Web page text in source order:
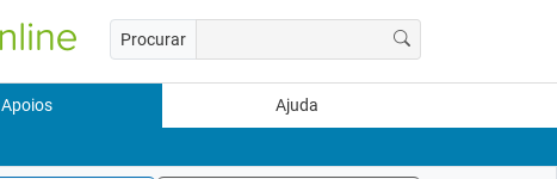
Procurar
Apoios Ajuda